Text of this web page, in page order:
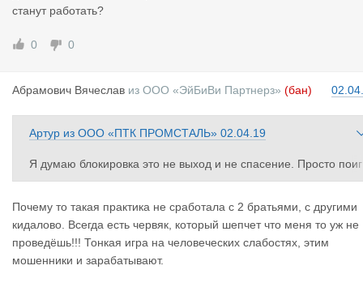
станут работать?
0 0
Абрамович Вячеслав из ООО «ЭйБиВи Партнерз» (бан)
Артур из ООО «ПТК ПРОМСТАЛЬ» 02.04.19
Я думаю блокировка это не выход и не спасение. Просто поиг
рывание мускулами на публике. Просто количества претензий
станут работать?
Почему то такая практика не сработала с 2 братьями, с другими
кидалово. Всегда есть червяк, который шепчет что меня то уж не
проведёшь!!! Тонкая игра на человеческих слабостях, этим
мошенники и зарабатывают.